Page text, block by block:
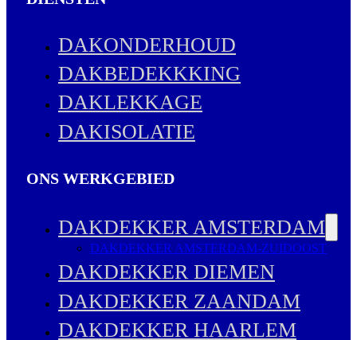
DAKONDERHOUD
DAKBEDEKKKING
DAKLEKKAGE
DAKISOLATIE
ONS WERKGEBIED
DAKDEKKER AMSTERDAM
DAKDEKKER AMSTERDAM-ZUIDOOST
DAKDEKKER DIEMEN
DAKDEKKER ZAANDAM
DAKDEKKER HAARLEM